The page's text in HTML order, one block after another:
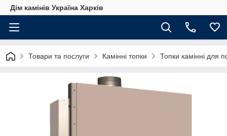
Дім камінів Україна Харків
Товари та послуги Камінні топки Топки камінні для